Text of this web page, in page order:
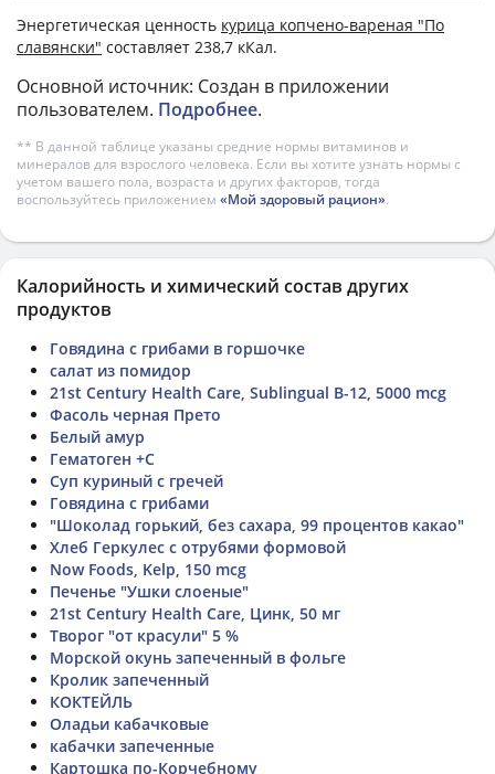
Энергетическая ценность курица копчено-вареная "По
славянски" составляет 238,7 кКал.
Основной источник: Создан в приложении
пользователем. Подробнее.
** В данной таблице указаны средние нормы витаминов и
минералов для взрослого человека. Если вы хотите узнать нормы с
учетом вашего пола, возраста и других факторов, тогда
воспользуйтесь приложением «Мой здоровый рацион».
Калорийность и химический состав других
продуктов
Говядина с грибами в горшочке
салат из помидор
21st Century Health Care, Sublingual B-12, 5000 mcg
Фасоль черная Прето
Белый амур
Гематоген +С
Суп куриный с гречей
Говядина с грибами
"Шоколад горький, без сахара, 99 процентов какао"
Хлеб Геркулес с отрубями формовой
Now Foods, Kelp, 150 mcg
Печенье "Ушки слоеные"
21st Century Health Care, Цинк, 50 мг
Творог "от красули" 5 %
Морской окунь запеченный в фольге
Кролик запеченный
КОКТЕЙЛЬ
Оладьи кабачковые
кабачки запеченные
Картошка по-Корчебному